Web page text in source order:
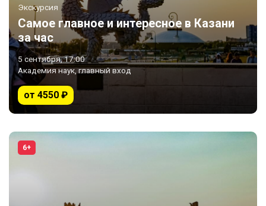
Экскурсия
Самое главное и интересное в Казани
за час
5 сентября, 17:00
Академия наук, главный вход
от 4550 ₽
6+